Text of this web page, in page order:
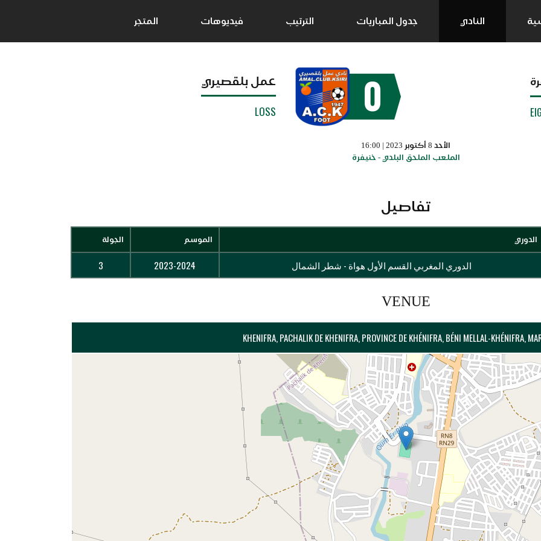
النادي جدول المباريات الترتيب فيديوهات المتجر
0 عمل بلقصيري
LOSS
الأحد 8 أكتوبر 2023 | 16:00
الملعب الملحق البلدي - خنيفرة
تفاصيل
الدوري الموسم الجولة
الدوري المغربي القسم الأول هواة - شطر الشمال 2023-2024
3
VENUE
KHENIFRA, PACHALIK DE KHENIFRA, PROVINCE DE KHÉNIFRA, BÉNI MELLAL-KHÉNIFRA,